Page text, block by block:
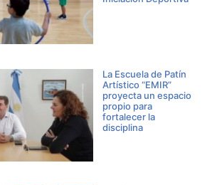
La Escuela de Patín
Artístico “EMIR”
proyecta un espacio
propio para
fortalecer la
disciplina